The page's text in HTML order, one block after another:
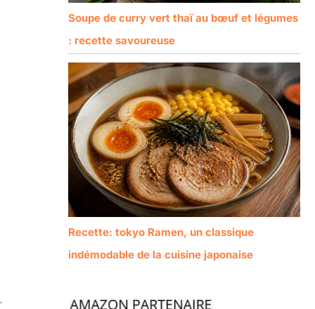
Soupe de curry vert thaï au bœuf et légumes
: recette savoureuse
Recette: tokyo Ramen, un classique
indémodable de la cuisine japonaise